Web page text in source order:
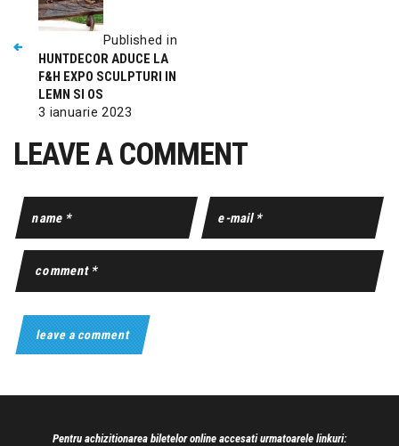
Published in
HUNTDECOR ADUCE LA
F&H EXPO SCULPTURI IN
LEMN SI OS
3 ianuarie 2023
LEAVE A COMMENT
Pentru achizitionarea biletelor online accesati urmatoarele linkuri: